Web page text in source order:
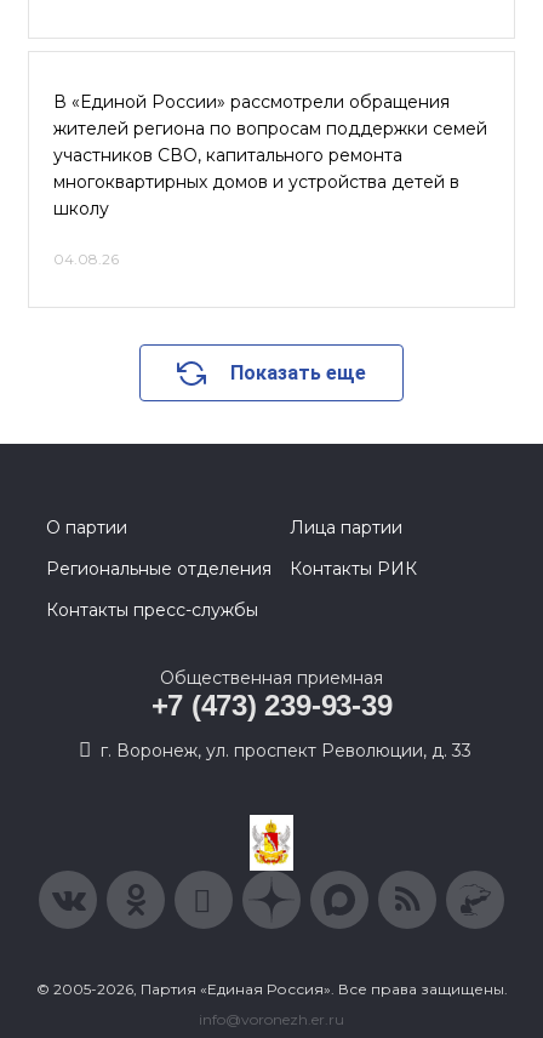
В «Единой России» рассмотрели обращения
жителей региона по вопросам поддержки семей
участников СВО, капитального ремонта
многоквартирных домов и устройства детей в
школу
04.08.26
Показать еще
О партии
Лица партии
Региональные отделения
Контакты РИК
Контакты пресс-службы
Общественная приемная
+7 (473) 239-93-39
г. Воронеж, ул. проспект Революции, д. 33
© 2005-2026, Партия «Единая Россия». Все права защищены.
info@voronezh.er.ru